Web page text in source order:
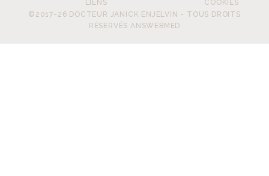
LIENS
COOKIES
©2017-26 DOCTEUR JANICK ENJELVIN - TOUS DROITS
RÉSERVÉS ANSWEBMED